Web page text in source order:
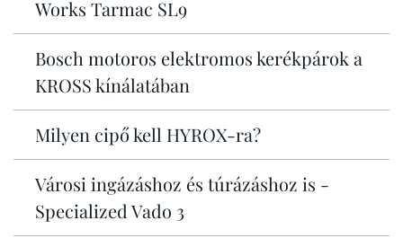
Works Tarmac SL9
Bosch motoros elektromos kerékpárok a
KROSS kínálatában
Milyen cipő kell HYROX-ra?
Városi ingázáshoz és túrázáshoz is -
Specialized Vado 3